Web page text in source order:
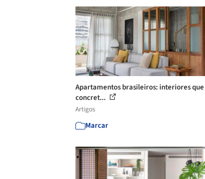
Apartamentos brasileiros: interiores
concret...
Artigos
Marcar